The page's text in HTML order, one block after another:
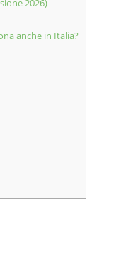
2026)
anche in Italia?